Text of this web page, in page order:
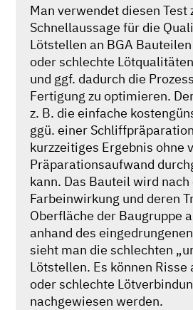
Man verwendet diesen Test
Schnellaussage für die
Lötstellen an BGA
oder schlechte
und ggf. dadurch die
Fertigung zu optimieren.
z. B. die einfache
ggü. einer
kurzzeitiges Ergebnis ohne
Präparationsaufwand
kann. Das Bauteil wird
Farbeinwirkung und deren
Oberfläche der Baugruppe
anhand des
sieht man die schlechten
Lötstellen. Es können Risse
oder schlechte
nachgewiesen werden.